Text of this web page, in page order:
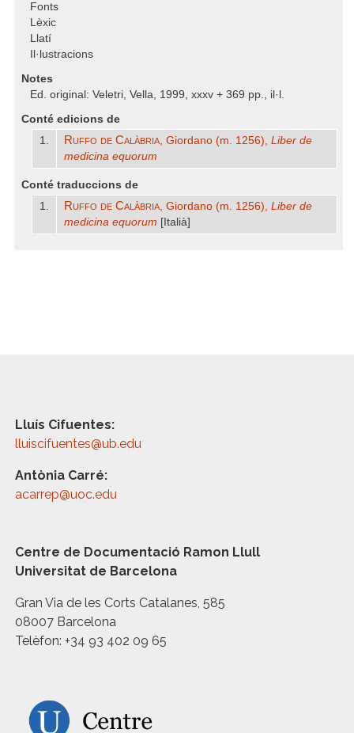
Fonts
Lèxic
Llatí
Il·lustracions
Notes
Ed. original: Veletri, Vella, 1999, xxxv + 369 pp., il·l.
Conté edicions de
1.
Ruffo de Calàbria, Giordano (m. 1256), Liber de
medicina equorum
Conté traduccions de
1.
Ruffo de Calàbria, Giordano (m. 1256), Liber de
medicina equorum [Italià]
Lluís Cifuentes:
lluiscifuentes@ub.edu
Antònia Carré:
acarrep@uoc.edu
Centre de Documentació Ramon Llull
Universitat de Barcelona
Gran Via de les Corts Catalanes, 585
08007 Barcelona
Telèfon: +34 93 402 09 65